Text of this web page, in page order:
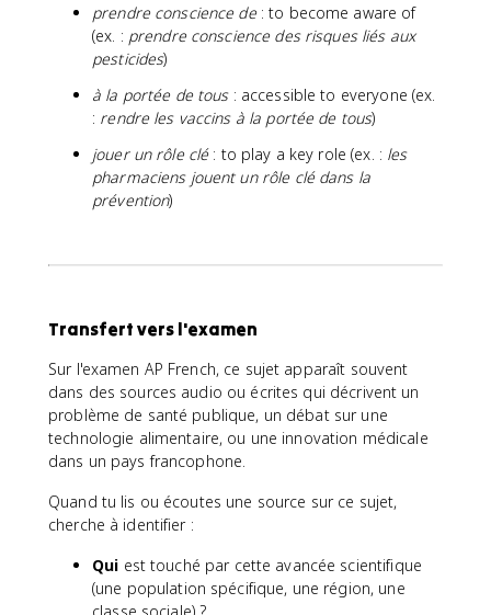
prendre conscience de: to become aware of
(ex. : prendre conscience des risques liés aux
pesticides)
à la portée de tous: accessible to everyone (ex.
: rendre les vaccins à la portée de tous)
jouer un rôle clé: to play a key role (ex. : les
pharmaciens jouent un rôle clé dans la
prévention)
Transfert vers l'examen
Sur l'examen AP French, ce sujet apparaît souvent
dans des sources audio ou écrites qui décrivent un
problème de santé publique, un débat sur une
technologie alimentaire, ou une innovation médicale
dans un pays francophone.
Quand tu lis ou écoutes une source sur ce sujet,
cherche à identifier :
Qui est touché par cette avancée scientifique
(une population spécifique, une région, une
classe sociale) ?